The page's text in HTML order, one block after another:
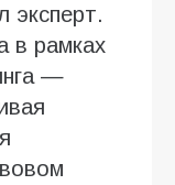
эксперт.
в рамках
—